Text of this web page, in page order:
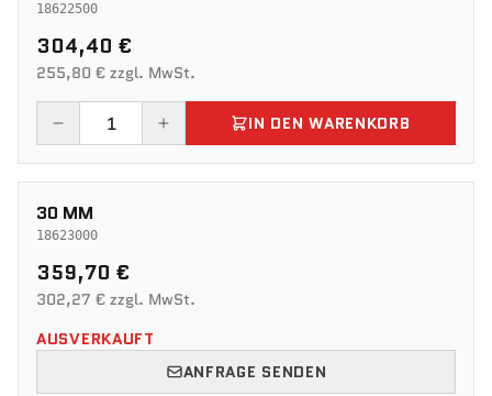
18622500
304,40 €
255,80 € zzgl. MwSt.
IN DEN WARENKORB
30 MM
18623000
359,70 €
302,27 € zzgl. MwSt.
AUSVERKAUFT
ANFRAGE SENDEN